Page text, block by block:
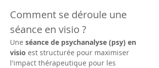
Comment se déroule une
séance en visio ?
Une séance de psychanalyse (psy) en
visio est structurée pour maximiser
l'impact thérapeutique pour les